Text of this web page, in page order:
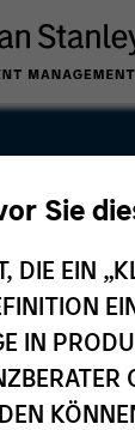
Sie
DIE EIN
IN